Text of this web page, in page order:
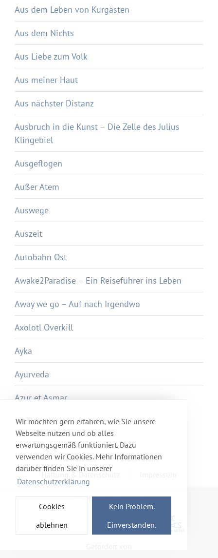
Wir möchten gern erfahren, wie Sie unsere
Webseite nutzen und ob alles
erwartungsgemäß funktioniert. Dazu
verwenden wir Cookies. Mehr Informationen
darüber finden Sie in unserer
Datenschutzerklärung
Cookies
ablehnen
Kein Problem.
Einverstanden.
Aus dem Leben von Kurgästen
Aus dem Nichts
Aus Liebe zum Volk
Aus meiner Haut
Aus nächster Distanz
Ausbruch in die Kunst – Die Zelle des Julius
Klingebiel
Ausgeflogen
Außer Atem
Auswege
Auszeit
Autobahn Ost
Awake2Paradise – Ein Reiseführer ins Leben
Away we go – Auf nach Irgendwo
Axolotl Overkill
Ayka
Ayurveda
Azur et Asmar
Newsletter
Förderverein
Mitglied im Netzwerk